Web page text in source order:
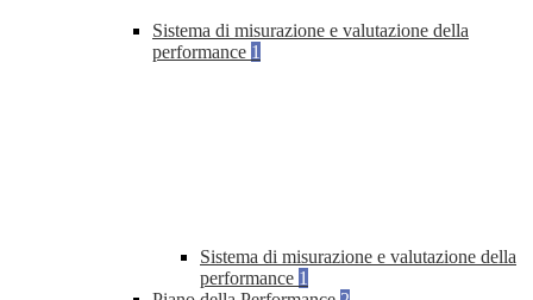
Sistema di misurazione e valutazione della
performance 1
Sistema di misurazione e valutazione della
performance 1